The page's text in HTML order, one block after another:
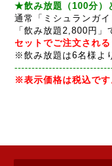
★飲み放題（100分）
通常「ミシュランガ
「飲み放題2,800円」
セットでご注文され
※飲み放題は6名様よ
※表示価格は税込です